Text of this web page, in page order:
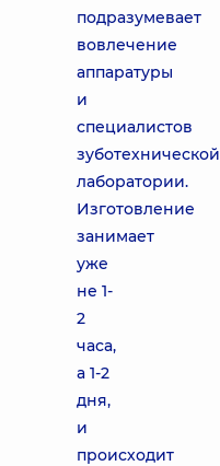
подразумевает
вовлечение
аппаратуры
и
специалистов
зуботехнической
лаборатории.
Изготовление
занимает
уже
не 1-
2
часа,
а 1-2
дня,
и
происходит